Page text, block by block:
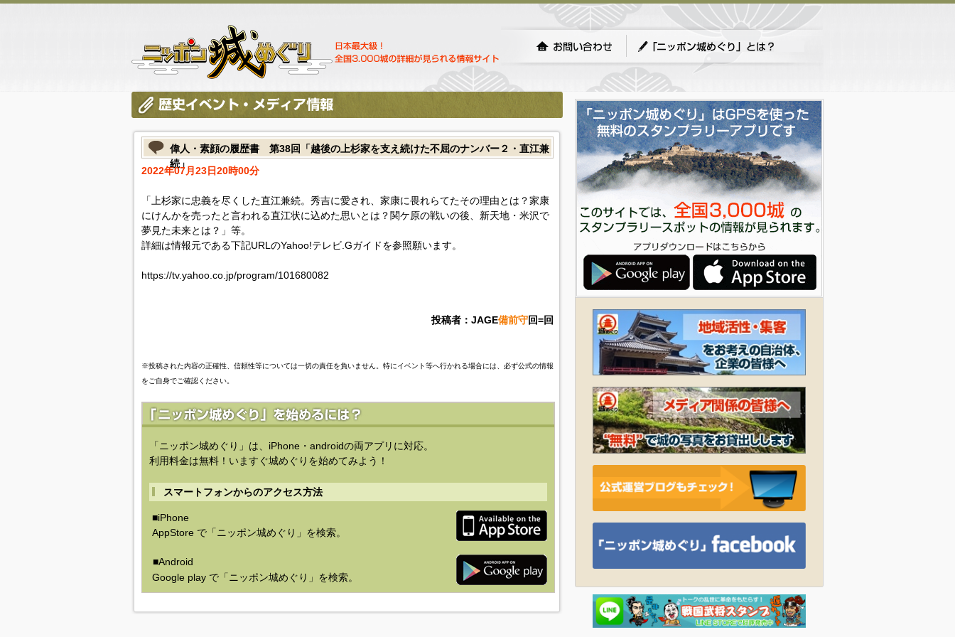
偉人・素顔の履歴書 第38回「越後の上杉家を支え続けた不屈のナンバー２・直江兼
続」
2022年07月23日20時00分
「上杉家に忠義を尽くした直江兼続。秀吉に愛され、家康に畏れらてたその理由とは？家康
にけんかを売ったと言われる直江状に込めた思いとは？関ケ原の戦いの後、新天地・米沢で
夢見た未来とは？」等。
詳細は情報元である下記URLのYahoo!テレビ.Gガイドを参照願います。
https://tv.yahoo.co.jp/program/101680082
投稿者：JAGE備前守回=回
※投稿された内容の正確性、信頼性等については一切の責任を負いません。特にイベント等へ行かれる場合には、必ず公式の情報
をご自身でご確認ください。
「ニッポン城めぐり」は、iPhone・androidの両アプリに対応。
利用料金は無料！いますぐ城めぐりを始めてみよう！
スマートフォンからのアクセス方法
■iPhone
AppStore で「ニッポン城めぐり」を検索。
■Android
Google play で「ニッポン城めぐり」を検索。